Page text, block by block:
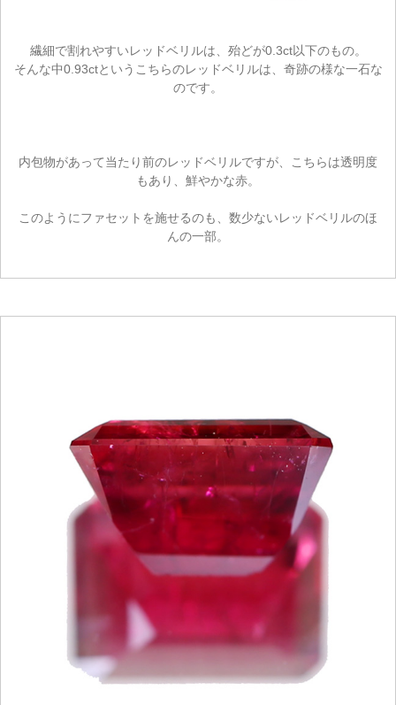
繊細で割れやすいレッドベリルは、殆どが0.3ct以下のもの。
そんな中0.93ctというこちらのレッドベリルは、奇跡の様な一石な
のです。
内包物があって当たり前のレッドベリルですが、こちらは透明度
もあり、鮮やかな赤。
このようにファセットを施せるのも、数少ないレッドベリルのほ
んの一部。